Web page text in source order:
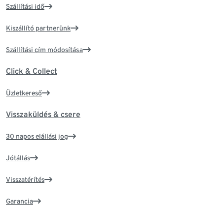
Szállítási idő
Kiszállító partnerünk
Szállítási cím módosítása
Click & Collect
Üzletkereső
Visszaküldés & csere
30 napos elállási jog
Jótállás
Visszatérítés
Garancia